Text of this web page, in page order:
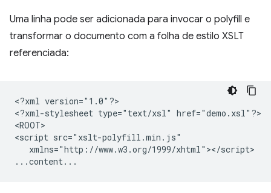
Uma linha pode ser adicionada para invocar o polyfill e
transformar o documento com a folha de estilo XSLT
referenciada:
<?xml version="1.0"?>
<?xml-stylesheet type="text/xsl" href="demo.xsl"?>
<ROOT>
<script
xmlns="http://www.w3.org/1999/xhtml"></script>